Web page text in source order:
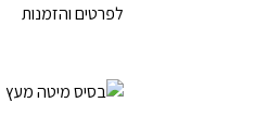
לפרטים והזמנות